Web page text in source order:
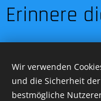
Erinnere
mich
Wir verwenden
und die Sicherheit
bestmögliche